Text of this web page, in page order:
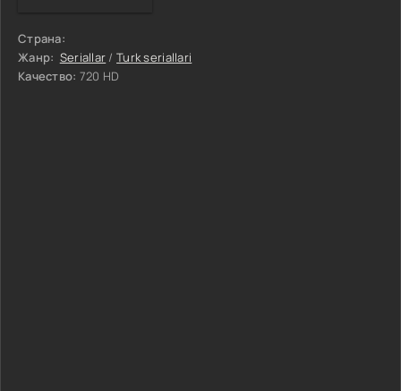
Страна:
Жанр: Seriallar /Turk seriallari
Качество: 720 HD